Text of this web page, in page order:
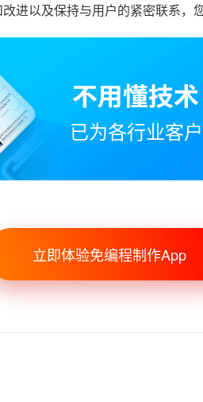
进以及保持与用户的紧密联系，
已为各行业客
立即体验免编程制作App